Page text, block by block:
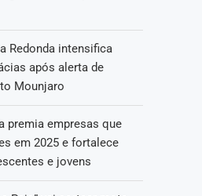
Redonda intensifica
após alerta de
Mounjaro
premia empresas que
em 2025 e fortalece
e jovens